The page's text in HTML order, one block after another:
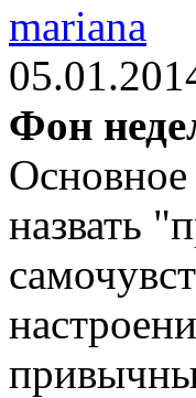
mariana
Фон
назвать